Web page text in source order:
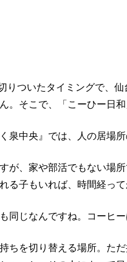
りついたタイミングで、
。そこで、「こーひー日
泉中央』では、人の居場
が、家や部活でもない場
る子もいれば、時間経っ
同じなんですね。コーヒ
ちを切り替える場所。た